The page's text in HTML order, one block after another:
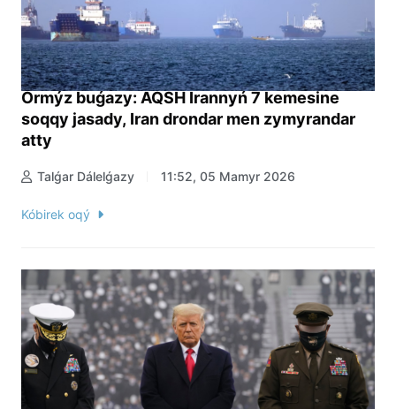
Ormýz buǵazy: AQSH Irannyń 7 kemesine
soqqy jasady, Iran drondar men zymyrandar
atty
Talǵar Dálelǵazy 11:52, 05 Mamyr 2026
Kóbirek oqý